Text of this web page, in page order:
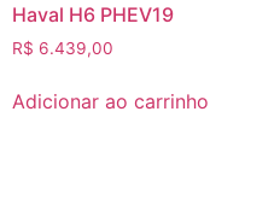
Haval H6 PHEV19
R$ 6.439,00
Adicionar ao carrinho